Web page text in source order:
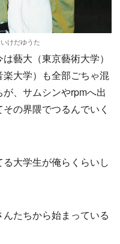
けだゆうた
藝大（東京藝術大学）
大学）も全部ごちゃ混
、サムシンやrpmへ出
の界隈でつるんでいく
大学生が俺らくらいし
たちから始まっている